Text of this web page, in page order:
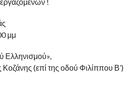
μμ
Ελληνισμού»,
(επί της οδού Φιλίππου Β’)